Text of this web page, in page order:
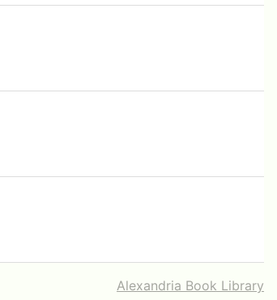
Alexandria Book Library